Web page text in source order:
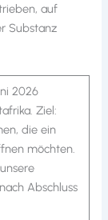
auf
Substanz
2026
Ziel:
die ein
möchten.
Abschluss